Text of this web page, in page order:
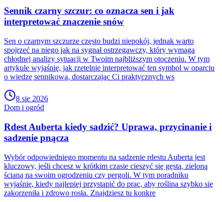
Sennik czarny szczur: co oznacza sen i jak
interpretować znaczenie snów
Sen o czarnym szczurze często budzi niepokój, jednak warto
spojrzeć na niego jak na sygnał ostrzegawczy, który wymaga
chłodnej analizy sytuacji w Twoim najbliższym otoczeniu. W tym
artykule wyjaśnię, jak rzetelnie interpretować ten symbol w oparciu
o wiedzę sennikową, dostarczając Ci praktycznych ws
8 sie 2026
Dom i ogród
Rdest Auberta kiedy sadzić? Uprawa, przycinanie i
sadzenie pnącza
Wybór odpowiedniego momentu na sadzenie rdestu Auberta jest
kluczowy, jeśli chcesz w krótkim czasie cieszyć się gęstą, zieloną
ścianą na swoim ogrodzeniu czy pergoli. W tym poradniku
wyjaśnię, kiedy najlepiej przystąpić do prac, aby roślina szybko się
zakorzeniła i zdrowo rosła. Znajdziesz tu konkre